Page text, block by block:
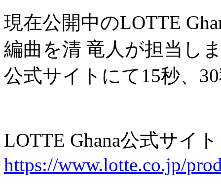
現在公開中のLOTTE
編曲を清 竜人が担当し
公式サイトにて15秒、
LOTTE Ghana公式サイト
https://www.lotte.co.jp/